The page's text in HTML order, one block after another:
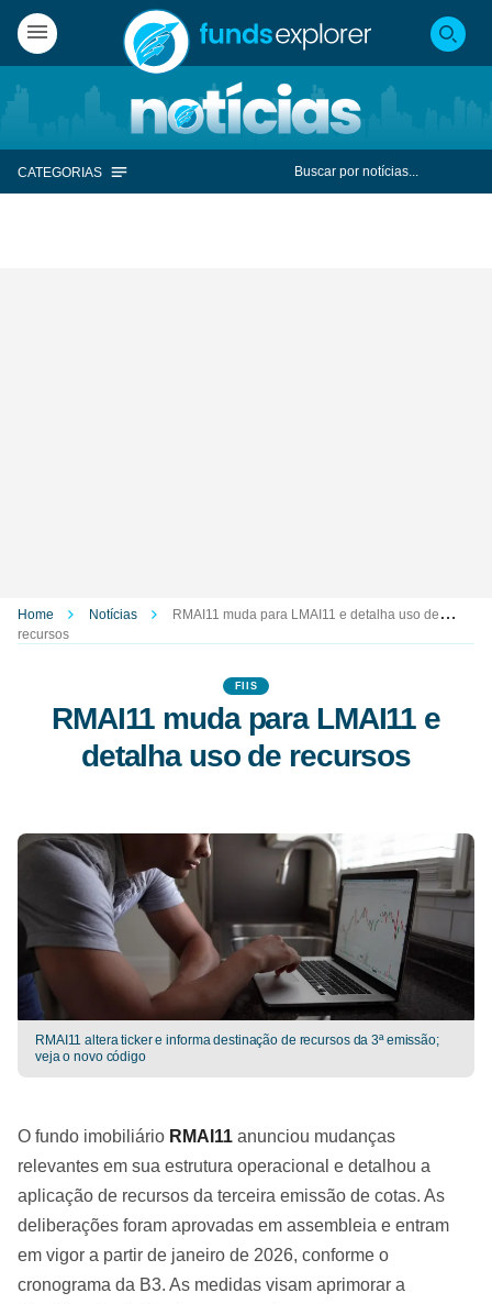
CATEGORIAS
Home Notícias
RMAI11 muda para LMAI11 e detalha uso de
recursos
FIIS
RMAI11 muda para LMAI11 e
detalha uso de recursos
RMAI11 altera ticker e informa destinação de recursos da 3ª emissão;
veja o novo código
O fundo imobiliário RMAI11 anunciou mudanças
relevantes em sua estrutura operacional e detalhou a
aplicação de recursos da terceira emissão de cotas. As
deliberações foram aprovadas em assembleia e entram
em vigor a partir de janeiro de 2026, conforme o
cronograma da B3. As medidas visam aprimorar a